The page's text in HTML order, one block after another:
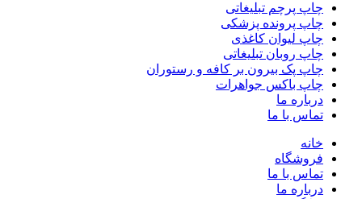
چاپ پرچم تبلیغاتی
چاپ پرونده پزشکی
چاپ لیوان کاغذی
چاپ روبان تبلیغاتی
چاپ پک بیرون بر کافه و رستوران
چاپ باکس جواهرات
درباره ما
تماس با ما
خانه
فروشگاه
تماس با ما
درباره ما